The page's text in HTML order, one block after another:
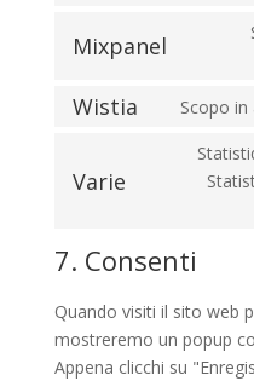
Mixpanel
Wistia Scopo in
Varie
7. Consenti
Quando visiti il sito web
mostreremo un popup
Appena clicchi su